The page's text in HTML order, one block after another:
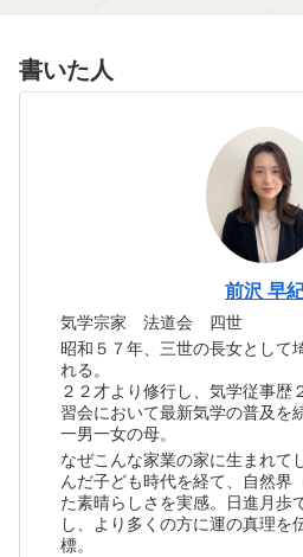
書いた人
前沢 早
気学宗家 法道会 四世
昭和５７年、三世の長女として
れる。
２２才より修行し、気学従事歴
習会において最新気学の普及を
一男一女の母。
なぜこんな家業の家に生まれ
んだ子ども時代を経て、自然界
た素晴らしさを実感。日進月歩
し、より多くの方に運の真理を
標。